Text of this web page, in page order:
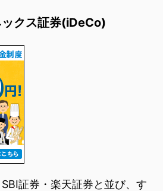
クス証券(iDeCo)
証券・楽天証券と並び、す